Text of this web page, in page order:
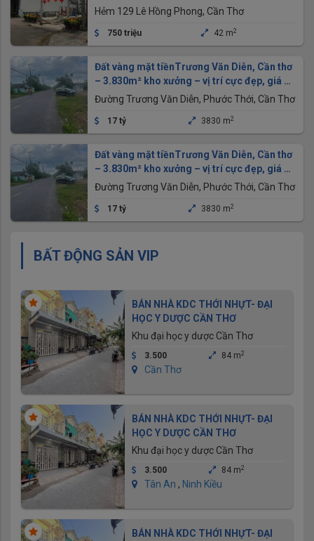
Hẻm 129 Lê Hồng Phong, Cần Thơ
750 triệu 42 m2
Đất vàng mặt tiềnTrương Văn Diễn, Cần thơ
– 3.830m² kho xưởng – vị trí cực đẹp, giá ưu
đãi
Đường Trương Văn Diễn, Phước Thới, Cần Thơ
17 tỷ 3830 m2
Đất vàng mặt tiềnTrương Văn Diễn, Cần thơ
– 3.830m² kho xưởng – vị trí cực đẹp, giá ưu
đãi
Đường Trương Văn Diễn, Phước Thới, Cần Thơ
17 tỷ 3830 m2
BẤT ĐỘNG SẢN VIP
BÁN NHÀ KDC THỚI NHỰT- ĐẠI
HỌC Y DƯỢC CẦN THƠ
Khu đại học y dược Cần Thơ
3.500 84 m2
Cần Thơ
BÁN NHÀ KDC THỚI NHỰT- ĐẠI
HỌC Y DƯỢC CẦN THƠ
Khu đại học y dược Cần Thơ
3.500 84 m2
Tân An , Ninh Kiều
BÁN NHÀ KDC THỚI NHỰT- ĐẠI